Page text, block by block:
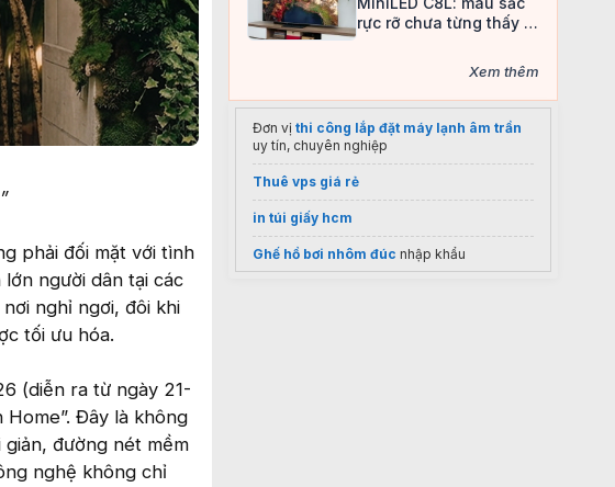
phải đối mặt với tình
người dân tại các
nghỉ ngơi, đôi khi
tối ưu hóa.
(diễn ra từ ngày 21-
Đây là không
đường nét mềm
nghệ không chỉ
rực rỡ chưa từng thấy ở
Xem thêm
Đơn vị thi công lắp đặt máy lạnh âm trần
uy tín, chuyên nghiệp
Thuê vps giá rẻ
in túi giấy hcm
Ghế hồ bơi nhôm đúc nhập khẩu